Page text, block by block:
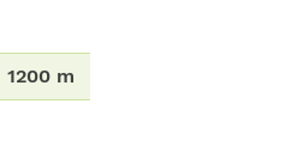
1200 m